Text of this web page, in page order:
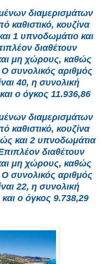
διαμερισμάτων
καθιστικό, κουζίνα
1 υπνοδωμάτιο και
διαθέτουν
μη χώρους, καθώς
Ο συνολικός αριθμός
40, η συνολική
ο όγκος 11.936,86
διαμερισμάτων
καθιστικό, κουζίνα
και 2 υπνοδωμάτια
διαθέτουν
μη χώρους, καθώς
Ο συνολικός αριθμός
22, η συνολική
ο όγκος 9.738,29